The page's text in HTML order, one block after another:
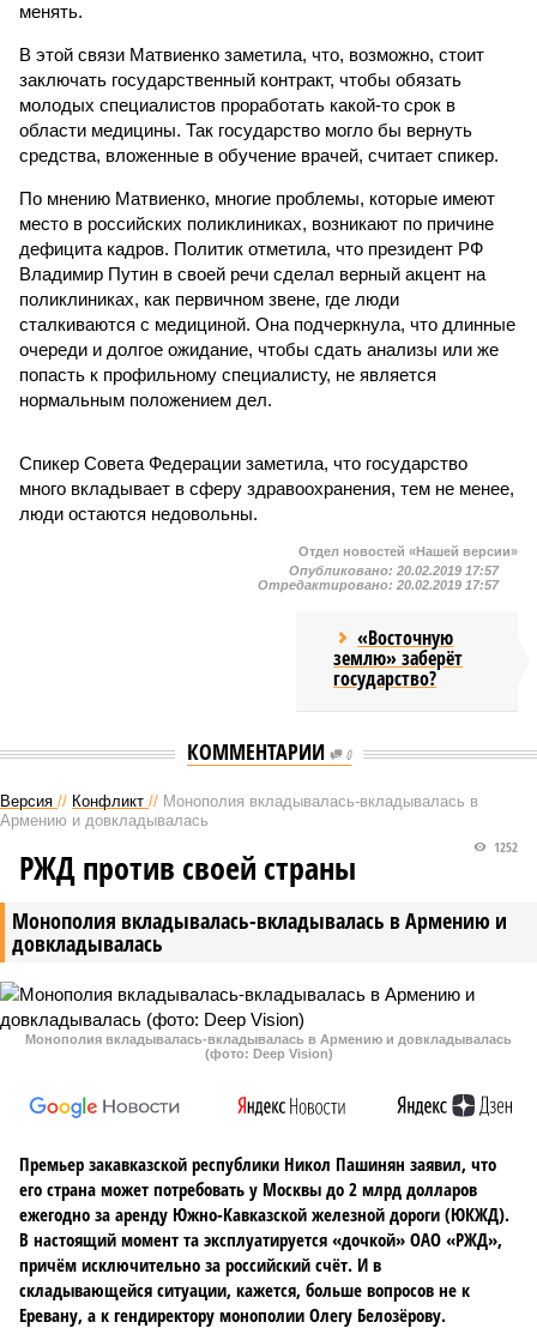
менять.
В этой связи Матвиенко заметила, что, возможно, стоит
заключать государственный контракт, чтобы обязать
молодых специалистов проработать какой-то срок в
области медицины. Так государство могло бы вернуть
средства, вложенные в обучение врачей, считает спикер.
По мнению Матвиенко, многие проблемы, которые имеют
место в российских поликлиниках, возникают по причине
дефицита кадров. Политик отметила, что президент РФ
Владимир Путин в своей речи сделал верный акцент на
поликлиниках, как первичном звене, где люди
сталкиваются с медициной. Она подчеркнула, что длинные
очереди и долгое ожидание, чтобы сдать анализы или же
попасть к профильному специалисту, не является
нормальным положением дел.
Спикер Совета Федерации заметила, что государство
много вкладывает в сферу здравоохранения, тем не менее,
люди остаются недовольны.
Отдел новостей «Нашей версии»
Опубликовано: 20.02.2019 17:57
Отредактировано: 20.02.2019 17:57
«Восточную
землю» заберёт
государство?
КОММЕНТАРИИ 0
Версия // Конфликт // Монополия вкладывалась-вкладывалась в
Армению и довкладывалась
Монополия вкладывалась-вкладывалась в Армению и
довкладывалась
1252
РЖД против своей страны
Монополия вкладывалась-вкладывалась в Армению и довкладывалась
(фото: Deep Vision)
Премьер закавказской республики Никол Пашинян заявил, что
его страна может потребовать у Москвы до 2 млрд долларов
ежегодно за аренду Южно-Кавказской железной дороги (ЮКЖД).
В настоящий момент та эксплуатируется «дочкой» ОАО «РЖД»,
причём исключительно за российский счёт. И в
складывающейся ситуации, кажется, больше вопросов не к
Еревану, а к гендиректору монополии Олегу Белозёрову.